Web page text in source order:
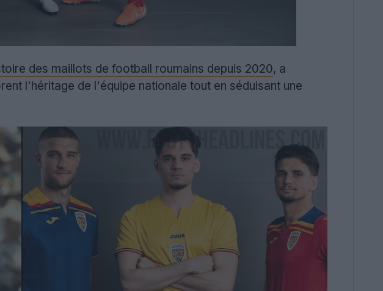
des maillots de football roumains depuis 2020, a
l'héritage de l'équipe nationale tout en séduisant une